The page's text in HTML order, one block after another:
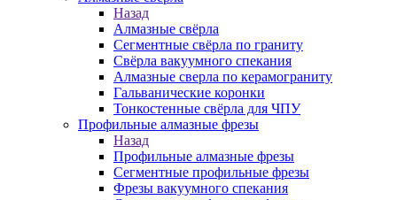
Назад
Алмазные свёрла
Сегментные свёрла по граниту
Свёрла вакуумного спекания
Алмазные сверла по керамограниту
Гальванические коронки
Тонкостенные свёрла для ЧПУ
Профильные алмазные фрезы
Назад
Профильные алмазные фрезы
Сегментные профильные фрезы
Фрезы вакуумного спекания